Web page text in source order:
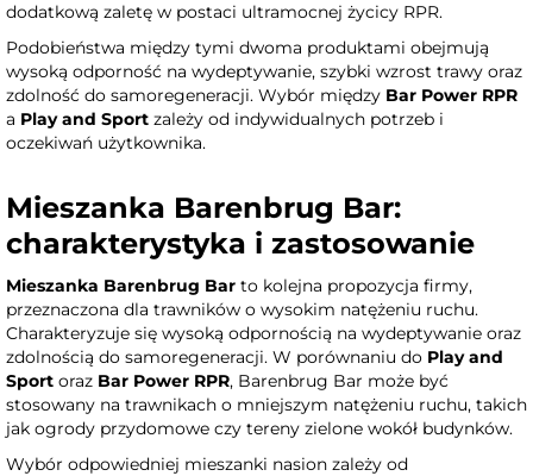
dodatkową zaletę w postaci ultramocnej życicy RPR.
Podobieństwa między tymi dwoma produktami obejmują
wysoką odporność na wydeptywanie, szybki wzrost trawy oraz
zdolność do samoregeneracji. Wybór między Bar Power RPR
a Play and Sport zależy od indywidualnych potrzeb i
oczekiwań użytkownika.
Mieszanka Barenbrug Bar:
charakterystyka i zastosowanie
Mieszanka Barenbrug Bar to kolejna propozycja firmy,
przeznaczona dla trawników o wysokim natężeniu ruchu.
Charakteryzuje się wysoką odpornością na wydeptywanie oraz
zdolnością do samoregeneracji. W porównaniu do Play and
Sport oraz Bar Power RPR, Barenbrug Bar może być
stosowany na trawnikach o mniejszym natężeniu ruchu, takich
jak ogrody przydomowe czy tereny zielone wokół budynków.
Wybór odpowiedniej mieszanki nasion zależy od